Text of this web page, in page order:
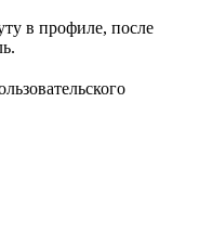
в профиле, после